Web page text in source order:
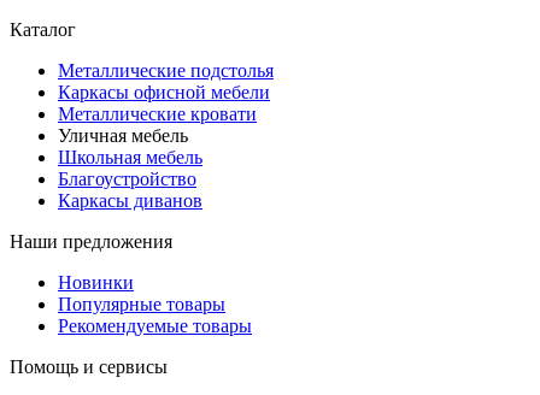
Каталог
Металлические подстолья
Каркасы офисной мебели
Металлические кровати
Уличная мебель
Школьная мебель
Благоустройство
Каркасы диванов
Наши предложения
Новинки
Популярные товары
Рекомендуемые товары
Помощь и сервисы